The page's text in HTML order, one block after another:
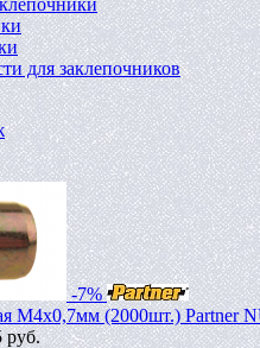
для заклепочников
-7%
M4х0,7мм (2000шт.) Partner
руб.